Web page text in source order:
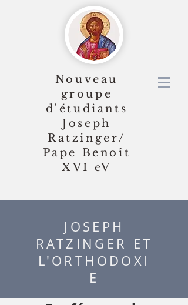
Nouveau
groupe
d'étudiants
Joseph
Ratzinger/
Pape Benoît
XVI
eV
JOSEPH
RATZINGER ET
L'ORTHODOXI
E